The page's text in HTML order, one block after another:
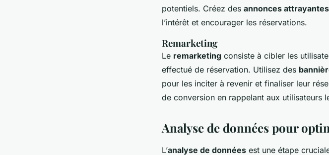
potentiels. Créez des annonces attrayantes
l’intérêt et encourager les réservations.
Remarketing
Le remarketing consiste à cibler les
effectué de réservation. Utilisez des
pour les inciter à revenir et finaliser leur
de conversion en rappelant aux utilisateurs
Analyse de données pour
L’analyse de données est une étape